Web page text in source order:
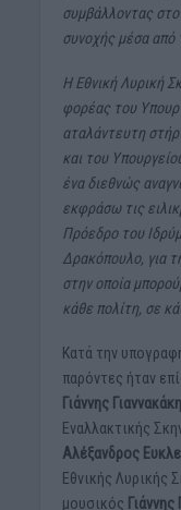
συμβάλλοντας
συνοχής μέσα από
Η Εθνική Λυρική
φορέας του
αταλάντευτη
και του
ένα διεθνώς
εκφράσω τις
Πρόεδρο του
Δρακόπουλο, για
στην οποία
κάθε πολίτη, σε
Κατά την
παρόντες ήταν
Γιάννης
Εναλλακτικής
Αλέξανδρος
Εθνικής Λυρικής
μουσικός